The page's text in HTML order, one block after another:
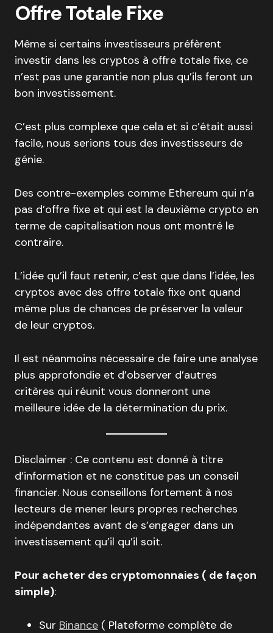
Offre Totale Fixe
Même si certains investisseurs préfèrent
investir dans les cryptos à offre totale fixe, ce
n’est pas une garantie non plus qu’ils feront un
bon investissement.
C’est plus complexe que cela et si c’était aussi
facile, nous serions tous des investisseurs de
génie.
Des contre-exemples comme Ethereum qui n’a
pas d’offre fixe et qui est la deuxième crypto en
terme de capitalisation nous ont montré le
contraire.
L’idée qu’il faut retenir, c’est que dans l’idée, les
cryptos avec des offre totale fixe ont quand
même plus de chances de préserver la valeur
de leur cryptos.
Il est néanmoins nécessaire de faire une analyse
plus approfondie et d’observer d’autres
critères qui réunit vous donneront une
meilleure idée de la détermination du prix.
Disclaimer : Ce contenu est donné à titre
d’information et ne constitue pas un conseil
financier. Nous conseillons fortement à nos
lecteurs de mener leurs propres recherches
indépendantes avant de s’engager dans un
investissement qu’il qu’il soit.
Pour acheter des cryptomonnaies ( de façon
simple):
Sur Binance ( Plateforme complète de